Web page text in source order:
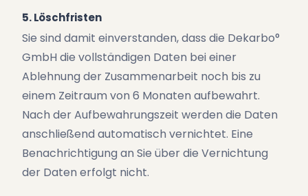
5. Löschfristen
Sie sind damit einverstanden, dass die Dekarbo°
GmbH die vollständigen Daten bei einer
Ablehnung der Zusammenarbeit noch bis zu
einem Zeitraum von 6 Monaten aufbewahrt.
Nach der Aufbewahrungszeit werden die Daten
anschließend automatisch vernichtet. Eine
Benachrichtigung an Sie über die Vernichtung
der Daten erfolgt nicht.